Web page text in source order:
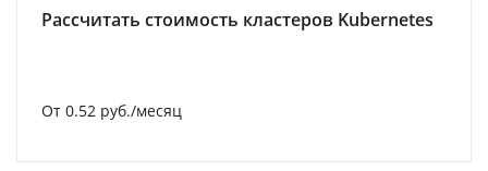
Рассчитать стоимость кластеров Kubernetes
От 0.52 руб./месяц